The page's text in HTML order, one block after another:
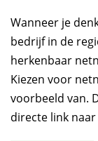
Wanneer je
bedrijf in de
herkenbaar
Kiezen voor
voorbeeld van.
directe link